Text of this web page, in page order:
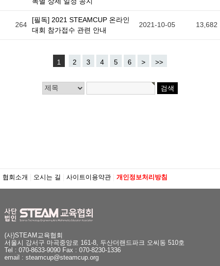
264
[필독] 2021 STEAMCUP 온라인
대회 참가접수 관련 안내
2021-10-05 13,682
1 2 3 4 5 6 > >>
협회소개 오시는 길 사이트이용약관 개인정보처리방침
(사)STEAM교육협회
서울시 강서구 마곡중앙로 161-8, 두산더랜드파크 오씨동 510호
Tel : 070-8633-9090 Fax : 070-8230-1336
email : steamcup@steamcup.org